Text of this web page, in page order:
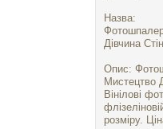
Назва:
Дівчина
Опис:
Мистецтво
Вінілові
розміру.